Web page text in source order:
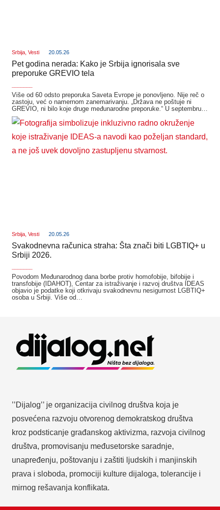
Srbija, Vesti 20.05.26
Pet godina nerada: Kako je Srbija ignorisala sve
preporuke GREVIO tela
Više od 60 odsto preporuka Saveta Evrope je ponovljeno. Nije reč o
zastoju, već o namernom zanemarivanju. „Država ne poštuje ni
GREVIO, ni bilo koje druge međunarodne preporuke.“ U septembru…
Srbija, Vesti 20.05.26
Svakodnevna računica straha: Šta znači biti LGBTIQ+ u
Srbiji 2026.
Povodom Međunarodnog dana borbe protiv homofobije, bifobije i
transfobije (IDAHOT), Centar za istraživanje i razvoj društva IDEAS
objavio je podatke koji otkrivaju svakodnevnu nesigurnost LGBTIQ+
osoba u Srbiji. Više od…
’’Dijalog’’ je organizacija civilnog društva koja je
posvećena razvoju otvorenog demokratskog društva
kroz podsticanje građanskog aktivizma, razvoja civilnog
društva, promovisanju međusetorske saradnje,
unapređenju, poštovanju i zaštiti ljudskih i manjinskih
prava i sloboda, promociji kulture dijaloga, tolerancije i
mirnog rešavanja konflikata.